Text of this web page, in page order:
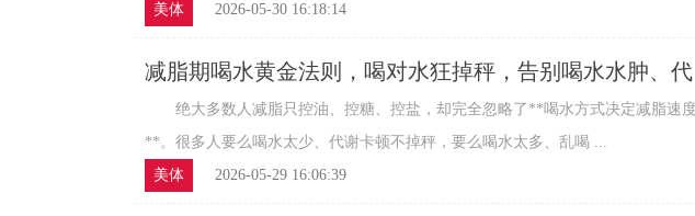
美体
2026-05-30 16:18:14
减脂期喝水黄金法则，喝对水狂掉秤，告别喝水水肿、代
绝大多数人减脂只控油、控糖、控盐，却完全忽略了**喝水方式决定减脂速度
**。很多人要么喝水太少、代谢卡顿不掉秤，要么喝水太多、乱喝 ...
美体
2026-05-29 16:06:39